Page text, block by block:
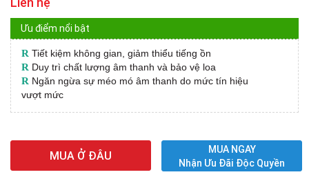
Ưu điểm nổi bật
R Tiết kiệm không gian, giảm thiểu tiếng ồn
R Duy trì chất lượng âm thanh và bảo vệ loa
R Ngăn ngừa sự méo mó âm thanh do mức tín hiệu
vượt mức
MUA Ở ĐÂU
MUA NGAY
Nhận Ưu Đãi Độc Quyền